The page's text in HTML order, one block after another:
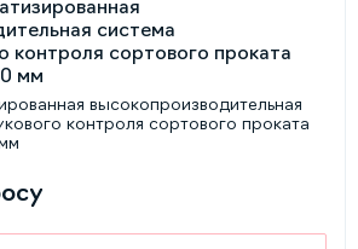
высокопроизводительная
контроля сортового проката